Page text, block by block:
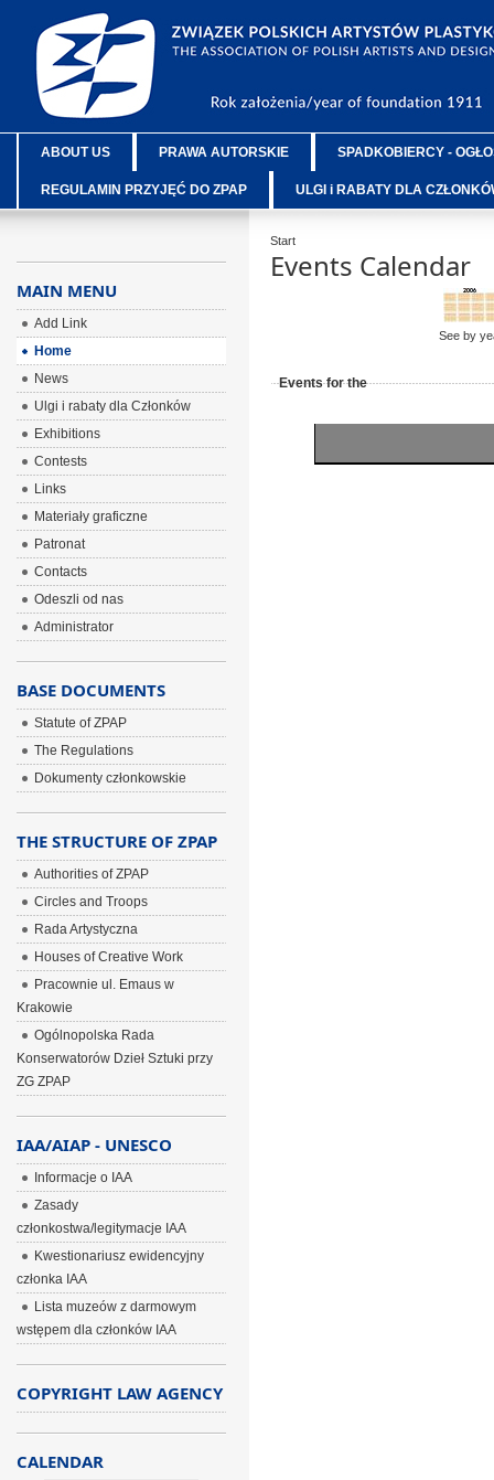
ABOUT US PRAWA AUTORSKIE SPADKOBIERCY -
REGULAMIN PRZYJĘĆ DO ZPAP ULGI i RABATY DLA
Start
Events Calendar
See by
Events for the
MAIN MENU
Add Link
Home
News
Ulgi i rabaty dla Członków
Exhibitions
Contests
Links
Materiały graficzne
Patronat
Contacts
Odeszli od nas
Administrator
BASE DOCUMENTS
Statute of ZPAP
The Regulations
Dokumenty członkowskie
THE STRUCTURE OF ZPAP
Authorities of ZPAP
Circles and Troops
Rada Artystyczna
Houses of Creative Work
Pracownie ul. Emaus w
Krakowie
Ogólnopolska Rada
Konserwatorów Dzieł Sztuki przy
ZG ZPAP
IAA/AIAP - UNESCO
Informacje o IAA
Zasady
członkostwa/legitymacje IAA
Kwestionariusz ewidencyjny
członka IAA
Lista muzeów z darmowym
wstępem dla członków IAA
COPYRIGHT LAW AGENCY
CALENDAR